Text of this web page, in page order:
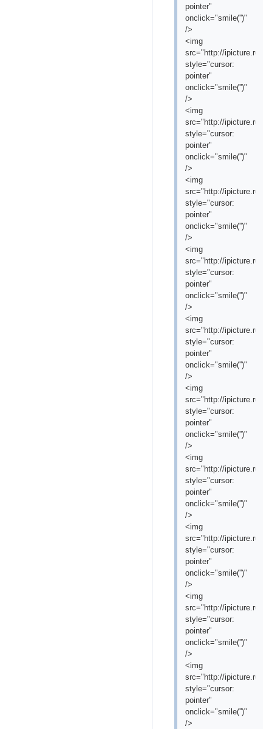
pointer"
onclick="smile('')"
/>
<img
src="http://ipicture.ru/
style="cursor:
pointer"
onclick="smile('')"
/>
<img
src="http://ipicture.ru/
style="cursor:
pointer"
onclick="smile('')"
/>
<img
src="http://ipicture.ru/
style="cursor:
pointer"
onclick="smile('')"
/>
<img
src="http://ipicture.ru/
style="cursor:
pointer"
onclick="smile('')"
/>
<img
src="http://ipicture.ru/
style="cursor:
pointer"
onclick="smile('')"
/>
<img
src="http://ipicture.ru/
style="cursor:
pointer"
onclick="smile('')"
/>
<img
src="http://ipicture.ru/
style="cursor:
pointer"
onclick="smile('')"
/>
<img
src="http://ipicture.ru/
style="cursor:
pointer"
onclick="smile('')"
/>
<img
src="http://ipicture.ru/
style="cursor:
pointer"
onclick="smile('')"
/>
<img
src="http://ipicture.ru/
style="cursor:
pointer"
onclick="smile('')"
/>